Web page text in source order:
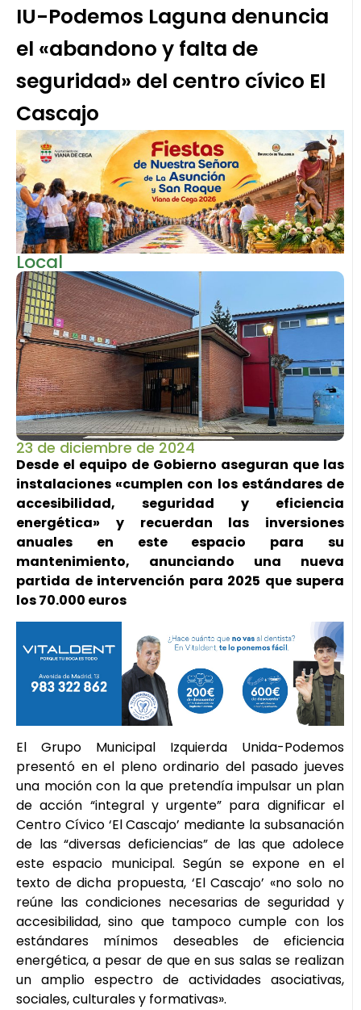
IU-Podemos Laguna denuncia
el «abandono y falta de
seguridad» del centro cívico El
Cascajo
Local
23 de diciembre de 2024
Desde el equipo de Gobierno aseguran que las
instalaciones «cumplen con los estándares de
accesibilidad, seguridad y eficiencia
energética» y recuerdan las inversiones
anuales en este espacio para su
mantenimiento, anunciando una nueva
partida de intervención para 2025 que supera
los 70.000 euros
El Grupo Municipal Izquierda Unida-Podemos
presentó en el pleno ordinario del pasado jueves
una moción con la que pretendía impulsar un plan
de acción “integral y urgente” para dignificar el
Centro Cívico ‘El Cascajo’ mediante la subsanación
de las “diversas deficiencias” de las que adolece
este espacio municipal. Según se expone en el
texto de dicha propuesta, ‘El Cascajo’ «no solo no
reúne las condiciones necesarias de seguridad y
accesibilidad, sino que tampoco cumple con los
estándares mínimos deseables de eficiencia
energética, a pesar de que en sus salas se realizan
un amplio espectro de actividades asociativas,
sociales, culturales y formativas».